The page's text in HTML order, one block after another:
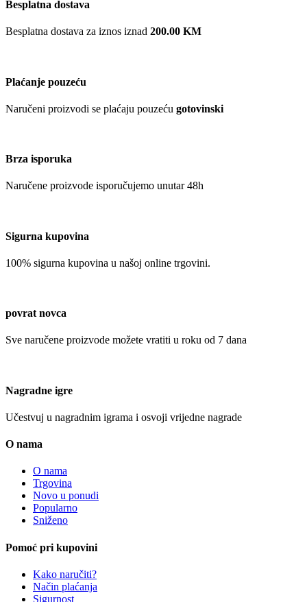
Besplatna dostava
Besplatna dostava za iznos iznad 200.00 KM
Plaćanje pouzeću
Naručeni proizvodi se plaćaju pouzeću gotovinski
Brza isporuka
Naručene proizvode isporučujemo unutar 48h
Sigurna kupovina
100% sigurna kupovina u našoj online trgovini.
povrat novca
Sve naručene proizvode možete vratiti u roku od 7 dana
Nagradne igre
Učestvuj u nagradnim igrama i osvoji vrijedne nagrade
O nama
O nama
Trgovina
Novo u ponudi
Popularno
Sniženo
Pomoć pri kupovini
Kako naručiti?
Način plaćanja
Sigurnost